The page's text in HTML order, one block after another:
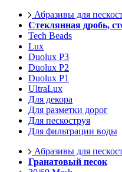
Абразивы для
Стеклянная дробь,
Tech Beads
Lux
Duolux P3
Duolux P2
Duolux P1
UltraLux
Для декора
Для разметки дорог
Для пескоструя
Для фильтрации воды
Абразивы для
Гранатовый песок